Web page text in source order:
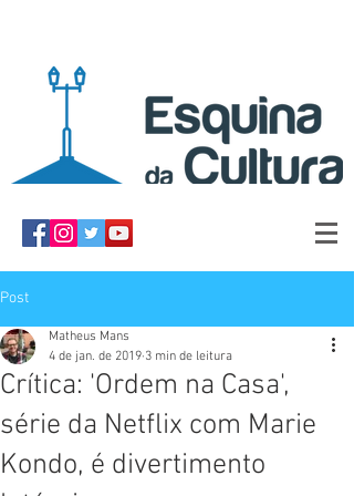
Post
Crítica: 'Ordem na Casa',
série da Netflix com Marie
Kondo, é divertimento
Matheus Mans
4 de jan. de 2019 3 min de leitura